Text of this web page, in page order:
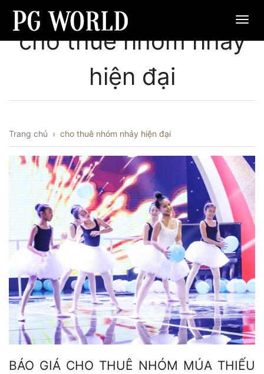
cho thuê nhóm nhảy
hiện đại
Trang chủ › cho thuê nhóm nhảy hiện đại
BÁO GIÁ CHO THUÊ NHÓM MÚA THIẾU